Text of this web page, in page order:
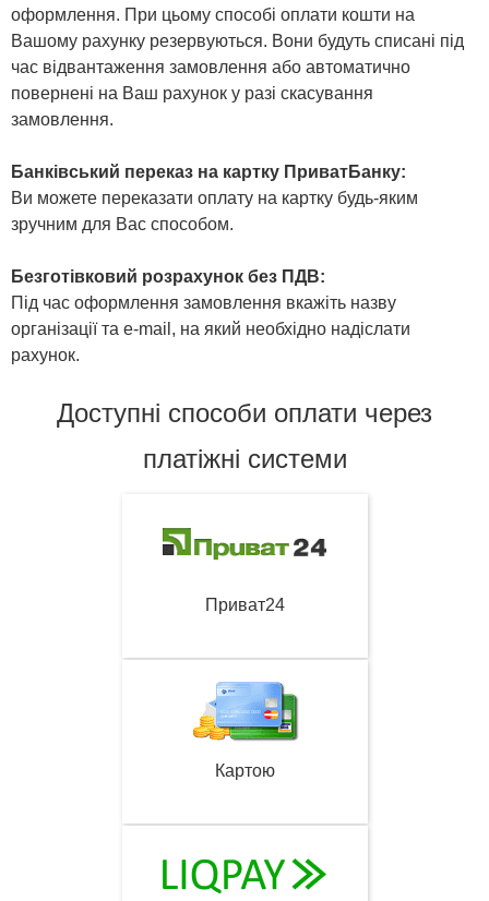
оформлення. При цьому способі оплати кошти на
Вашому рахунку резервуються. Вони будуть списані під
час відвантаження замовлення або автоматично
повернені на Ваш рахунок у разі скасування
замовлення.
Банківський переказ на картку ПриватБанку:
Ви можете переказати оплату на картку будь-яким
зручним для Вас способом.
Безготівковий розрахунок без ПДВ:
Під час оформлення замовлення вкажіть назву
організації та e-mail, на який необхідно надіслати
рахунок.
Доступні способи оплати через
платіжні системи
Приват24
Картою